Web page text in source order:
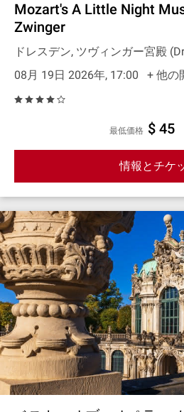
Mozart's A Little Night
Zwinger
ドレスデン, ツヴィンガー宮殿
08月 19日 2026年, 17:00
+ 他の
最低価格 $ 45
情報とチケ